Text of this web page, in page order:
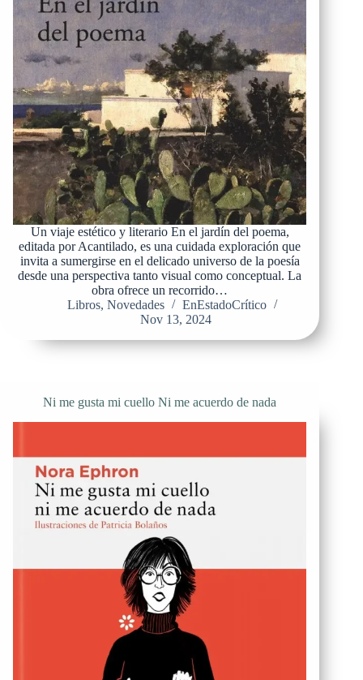
Un viaje estético y literario En el jardín del poema,
editada por Acantilado, es una cuidada exploración que
invita a sumergirse en el delicado universo de la poesía
desde una perspectiva tanto visual como conceptual. La
obra ofrece un recorrido…
Libros,Novedades
EnEstadoCrítico
Nov 13, 2024
Ni me gusta mi cuello Ni me acuerdo de nada